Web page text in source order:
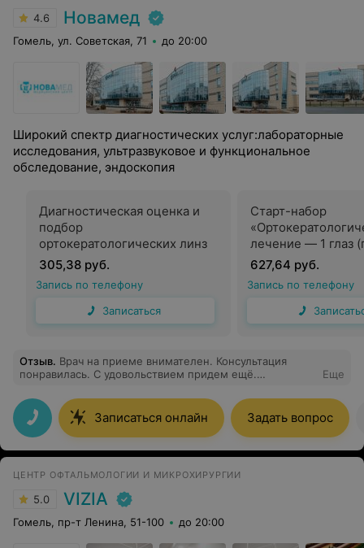
4.6 Новамед
Гомель, ул. Советская, 71 до 20:00
Широкий спектр диагностических услуг:лабораторные
исследования, ультразвуковое и функциональное
обследование, эндоскопия
Диагностическая оценка и
подбор
ортокератологических линз
305,38 руб.
Запись по телефону
Записаться
Старт-набор
лечение — 1 глаз
627,64 руб.
Запись по телефону
Отзыв. Врач на приеме внимателен. Консультация
понравилась. С удовольствием придем ещё.
Вадима Викторовича.
Еще
Записаться онлайн Задать вопрос
ЦЕНТР ОФТАЛЬМОЛОГИИ И МИКРОХИРУРГИИ
5.0 VIZIA
Гомель, пр-т Ленина, 51-100 до 20:00